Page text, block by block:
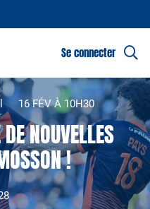
Se connecter
16 FÉV À 10H30
NOUVELLES
!